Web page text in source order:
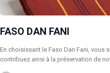
FASO DAN FANI
En choisissant le Faso Dan Fani, vous
contribuez ainsi à la préservation de